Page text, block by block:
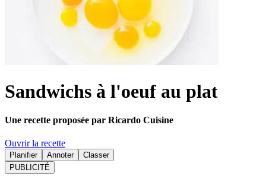
Sandwichs à l'oeuf au plat
Une recette proposée par Ricardo Cuisine
Ouvrir la recette
Planifier Annoter
Classer
PUBLICITÉ